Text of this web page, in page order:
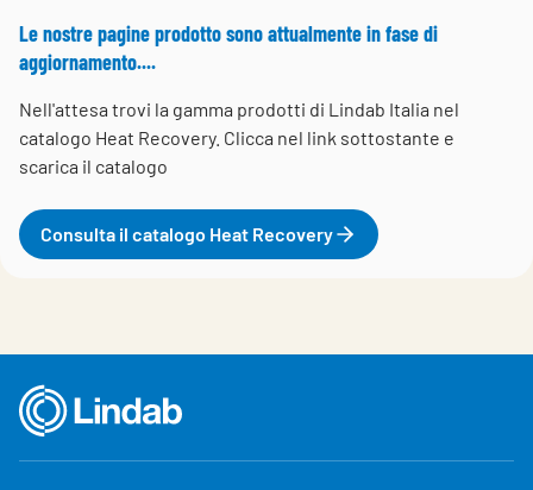
Le nostre pagine prodotto sono attualmente in fase di
aggiornamento....
Nell'attesa trovi la gamma prodotti di Lindab Italia nel
catalogo Heat Recovery. Clicca nel link sottostante e
scarica il catalogo
Consulta il catalogo Heat Recovery